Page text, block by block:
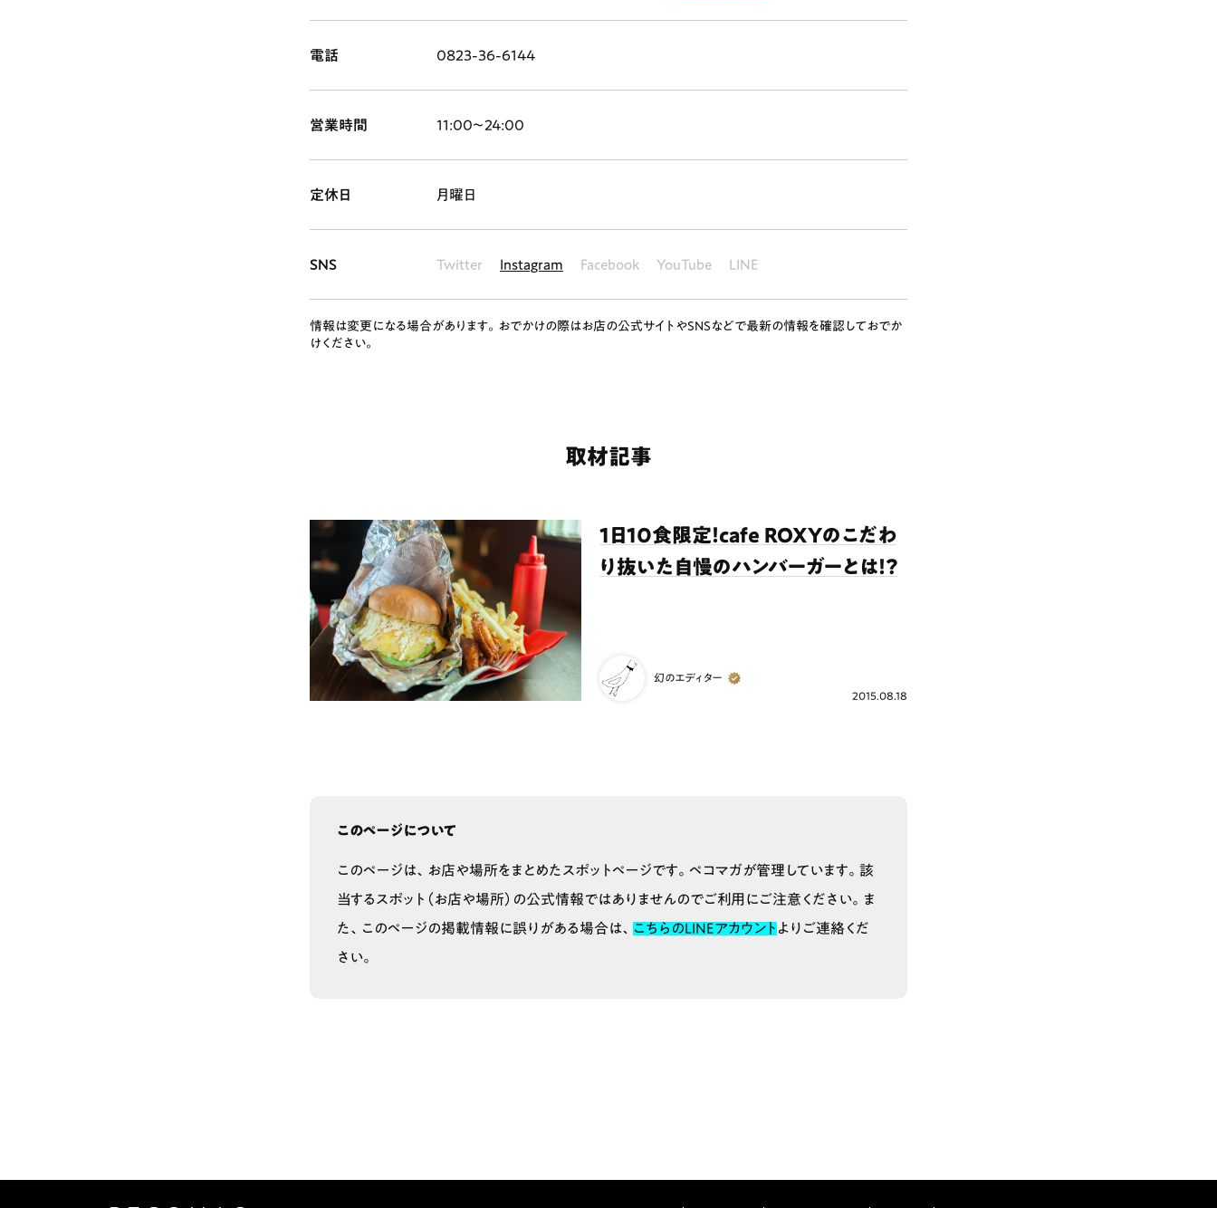
# カフェ # スイーツ
# テイクアウト # パン # コーヒー # 宮島
電話 0823-36-6144
営業時間 11:00～24:00
定休日 月曜日
SNS Twitter Instagram Facebook YouTube LINE
情報は変更になる場合があります。おでかけの際はお店の公式サイトやSNSなどで最新の情報を確認しておでか
けください。
取材記事
1日10食限定！cafe ROXYのこだわ
り抜いた自慢のハンバーガーとは！？
幻のエディター
2015.08.18
このページについて
このページは、お店や場所をまとめたスポットページです。ペコマガが管理しています。該
当するスポット（お店や場所）の公式情報ではありませんのでご利用にご注意ください。ま
た、このページの掲載情報に誤りがある場合は、
こちらのLINEアカウント よりご連絡くだ
さい。